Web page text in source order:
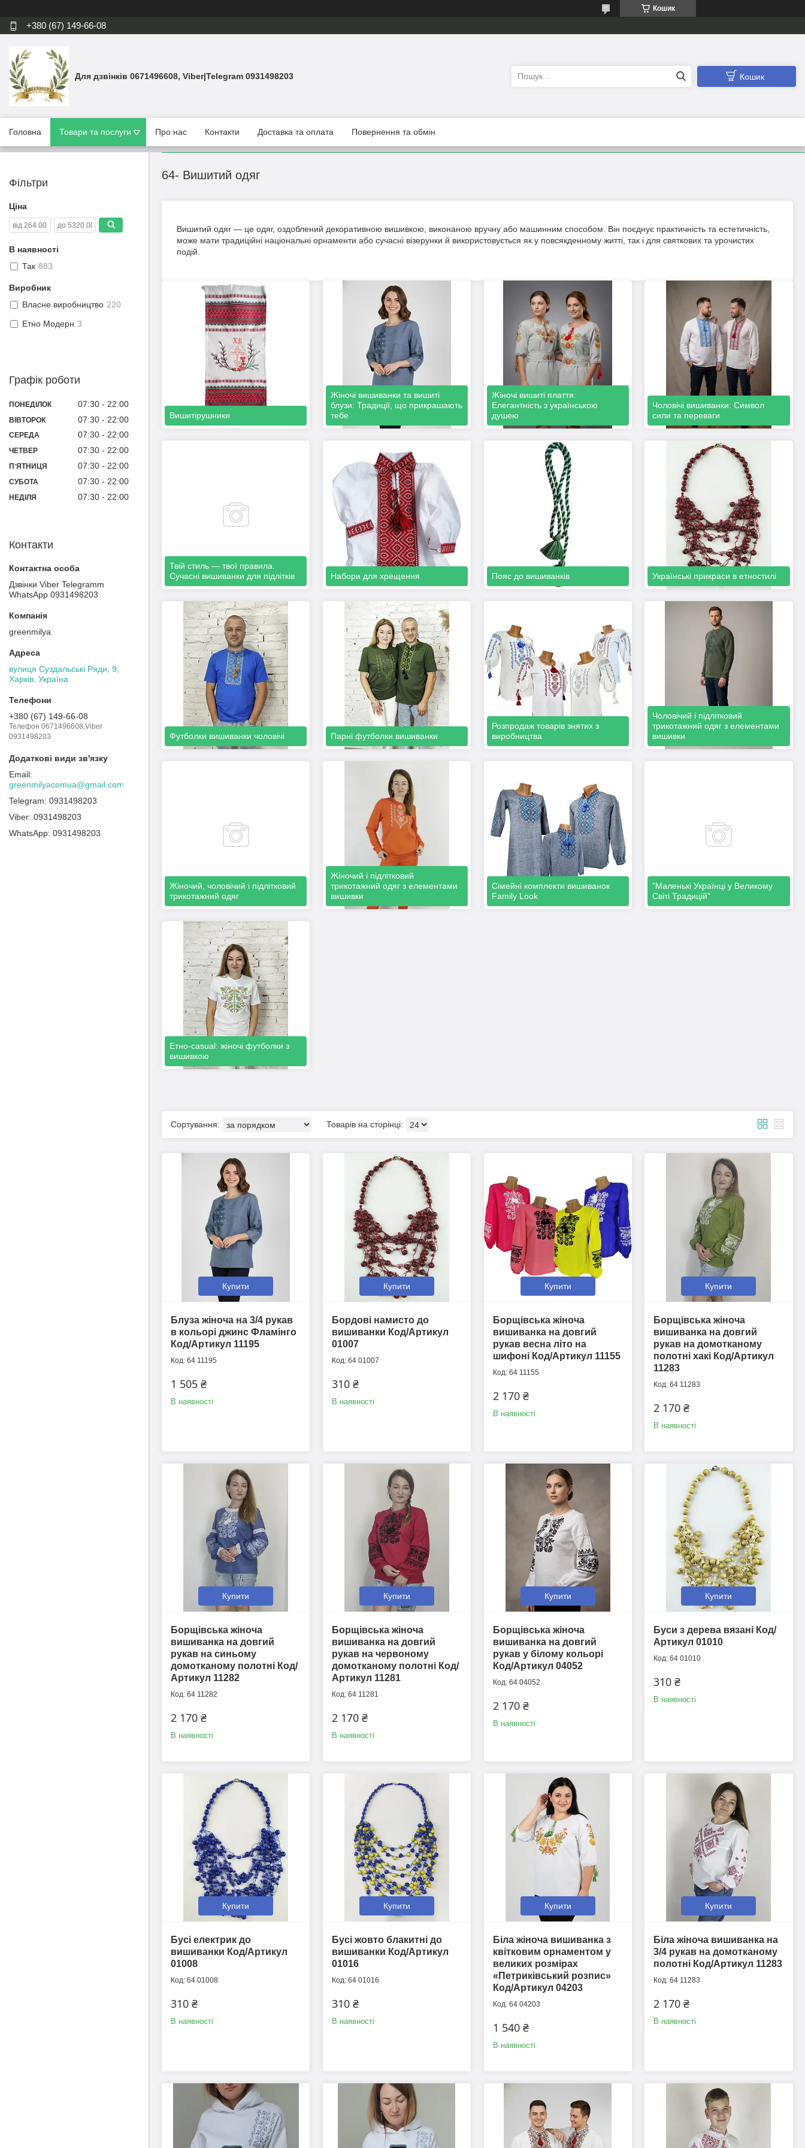
Кошик
+380 (67) 149-66-08
Для дзвінків 0671496608, Viber|Telegram 0931498203 Кошик
Головна Товари та послуги Про нас Контакти Доставка та оплата Повернення та обмін
64- Вишитий одяг
Вишитий одяг — це одяг, оздоблений декоративною вишивкою, виконаною вручну або машинним способом. Він поєднує практичність та естетичність,
може мати традиційні національні орнаменти або сучасні візерунки й використовується як у повсякденному житті, так і для святкових та урочистих
подій.
Вишитірушники
Жіночі вишиванки та вишиті
блузи: Традиції, що прикрашають
тебе
Жіночі вишиті плаття:
Елегантність з українською
душею
Чоловічі вишиванки: Символ
сили та переваги
Твій стиль — твої правила.
Сучасні вишиванки для підлітків
Набори для хрещення Пояс до вишиванків Українські прикраси в етностилі
Футболки вишиванки чоловічі Парні футболки вишиванки
Розпродаж товарів знятих з
виробництва
Чоловічий і підлітковий
трикотажний одяг з елементами
вишивки
Жіночий, чоловічий і підлітковий
трикотажний одяг
Жіночий і підлітковий
трикотажний одяг з елементами
вишивки
Сімейні комплекти вишиванок
Family Look
"Маленькі Українці у Великому
Світі Традицій"
Етно-casual: жіночі футболки з
вишивкою
Купити
Блуза жіноча на 3/4 рукав
в кольорі джинс Фламінго
Код/Артикул 11195
64 11195
1 505 ₴
В наявності
Купити
Бордові намисто до
вишиванки Код/Артикул
01007
64 01007
310 ₴
В наявності
Купити
Борщівська жіноча
вишиванка на довгий
рукав весна літо на
шифоні Код/Артикул 11155
64 11155
2 170 ₴
В наявності
Купити
Борщівська жіноча
вишиванка на довгий
рукав на домотканому
полотні хакі Код/Артикул
11283
64 11283
2 170 ₴
В наявності
Купити
Борщівська жіноча
вишиванка на довгий
рукав на синьому
домотканому полотні Код/
Артикул 11282
64 11282
2 170 ₴
В наявності
Купити
Борщівська жіноча
вишиванка на довгий
рукав на червоному
домотканому полотні Код/
Артикул 11281
64 11281
2 170 ₴
В наявності
Купити
Борщівська жіноча
вишиванка на довгий
рукав у білому кольорі
Код/Артикул 04052
64 04052
2 170 ₴
В наявності
Купити
Буси з дерева вязані Код/
Артикул 01010
64 01010
310 ₴
В наявності
Купити
Бусі електрик до
вишиванки Код/Артикул
01008
64 01008
310 ₴
В наявності
Купити
Бусі жовто блакитні до
вишиванки Код/Артикул
01016
64 01016
310 ₴
В наявності
Купити
Біла жіноча вишиванка з
квітковим орнаментом у
великих розмірах
«Петриківський розпис»
Код/Артикул 04203
64 04203
1 540 ₴
В наявності
Купити
Біла жіноча вишиванка на
3/4 рукав на домотканому
полотні Код/Артикул 11283
64 11283
2 170 ₴
В наявності
Фільтри
Ціна
В наявності
Так 883
Виробник
Власне виробництво 220
Етно Модерн 3
Графік роботи
ПОНЕДІЛОК 07:30 22:00
ВІВТОРОК 07:30 22:00
СЕРЕДА 07:30 22:00
ЧЕТВЕР 07:30 22:00
ПʼЯТНИЦЯ 07:30 22:00
СУБОТА 07:30 22:00
НЕДІЛЯ 07:30 22:00
Контакти
Дзвінки Viber Telegramm
WhatsApp 0931498203
greenmilya
вулиця Суздальські Ряди, 9,
Харків, Україна
+380 (67) 149-66-08
Телефон 0671496608,Viber
0931498203
greenmilyacomua@gmail.com
0931498203
0931498203
0931498203